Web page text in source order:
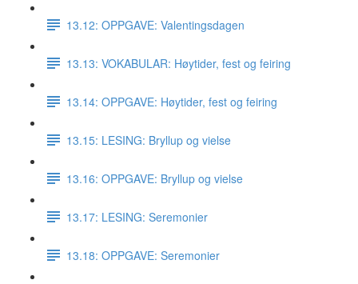
13.12: OPPGAVE: Valentingsdagen
13.13: VOKABULAR: Høytider, fest og feiring
13.14: OPPGAVE: Høytider, fest og feiring
13.15: LESING: Bryllup og vielse
13.16: OPPGAVE: Bryllup og vielse
13.17: LESING: Seremonier
13.18: OPPGAVE: Seremonier